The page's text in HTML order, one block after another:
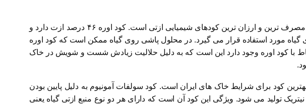
یکی از کودهای مصرفی، کود اوره است. کود اوره که به کود شکری نیز معروف است در سطح جهان از پر مصرف ترین و ارزان ترین کودهای شیمیایی ازتی است. کود اوره ۴۶ درصد ازت دارد و
مورد استفاده قرار می گیرد. در محلول پاشی روی گیاه ممکن است که کود اوره
با کود اوره وجود دارد این است که به دلیل حلالیت زیادش شست و شویش در خاک
ازت و ٢۴ درصد گوگرد دارد و اسیدزا بوده و بهترین کود برای شرایط خاک های ایران است. کود سولفات آمونیوم به دلیل پایین بودن
تولید می شود. ویژگی این کود آن است که دارای هر دو نوع منبع ازتی گیاه یعنی